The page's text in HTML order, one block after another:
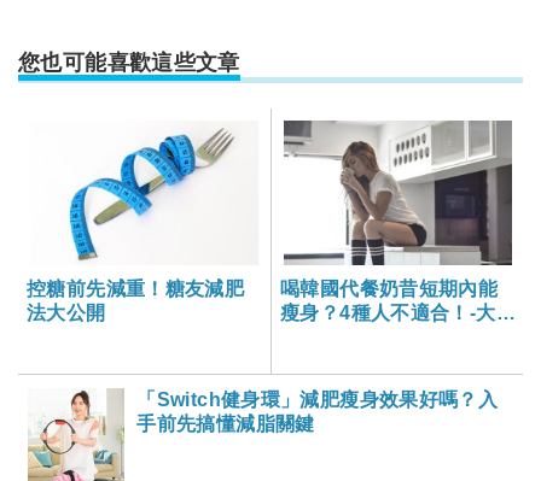
您也可能喜歡這些文章
控糖前先減重！糖友減肥
法大公開
喝韓國代餐奶昔短期內能
瘦身？4種人不適合！-大家
「Switch健身環」減肥瘦身效果好嗎？入
手前先搞懂減脂關鍵